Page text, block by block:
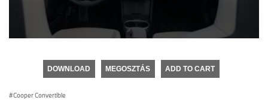
seconds
DOWNLOAD MEGOSZTÁS ADD TO CART
Cooper Convertible